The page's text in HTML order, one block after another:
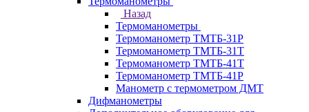
Назад
Термоманометры
Термоманометр ТМТБ-31Р
Термоманометр ТМТБ-31Т
Термоманометр ТМТБ-41Т
Термоманометр ТМТБ-41Р
Манометр с термометром ДМТ
Дифманометры